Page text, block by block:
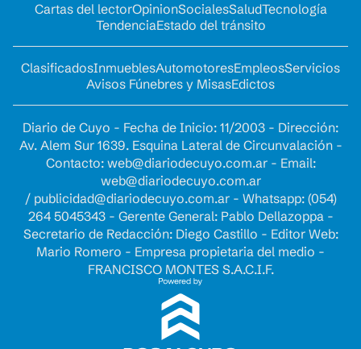
Cartas del lectorOpinionSocialesSaludTecnología
TendenciaEstado del tránsito
ClasificadosInmueblesAutomotoresEmpleosServicios
Avisos Fúnebres y MisasEdictos
Diario de Cuyo - Fecha de Inicio: 11/2003 - Dirección:
Av. Alem Sur 1639. Esquina Lateral de Circunvalación -
Contacto: web@diariodecuyo.com.ar- Email:
web@diariodecuyo.com.ar
/ publicidad@diariodecuyo.com.ar- Whatsapp: (054)
264 5045343 - Gerente General: Pablo Dellazoppa -
Secretario de Redacción: Diego Castillo - Editor Web:
Mario Romero - Empresa propietaria del medio -
FRANCISCO MONTES S.A.C.I.F.